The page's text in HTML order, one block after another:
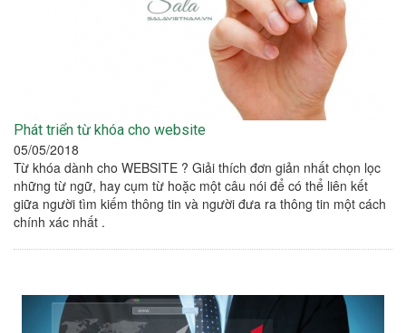
Phát triển từ khóa cho website
05/05/2018
Từ khóa dành cho WEBSITE ? Giải thích đơn giản nhất chọn lọc
những từ ngữ, hay cụm từ hoặc một câu nói để có thể liên kết
giữa người tìm kiếm thông tin và người đưa ra thông tin một cách
chính xác nhất .